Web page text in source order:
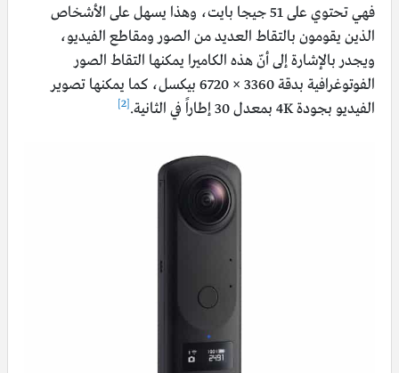
فهي تحتوي على 51 جيجا بايت، وهذا يسهل على الأشخاص
الذين يقومون بالتقاط العديد من الصور ومقاطع الفيديو،
ويجدر بالإشارة إلى أنّ هذه الكاميرا يمكنها التقاط الصور
الفوتوغرافية بدقة 3360 × 6720 بيكسل، كما يمكنها تصوير
الفيديو بجودة 4K بمعدل 30 إطاراً في الثانية.
[2]